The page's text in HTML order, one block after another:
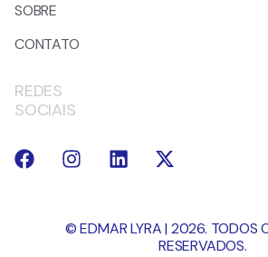
SOBRE
CONTATO
REDES
SOCIAIS
© EDMAR LYRA | 2026. TODOS
RESERVADOS.